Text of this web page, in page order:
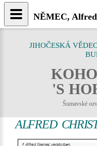
JIHOČESKÁ
'S
Šumavské
ALFRED
NĚMEC,